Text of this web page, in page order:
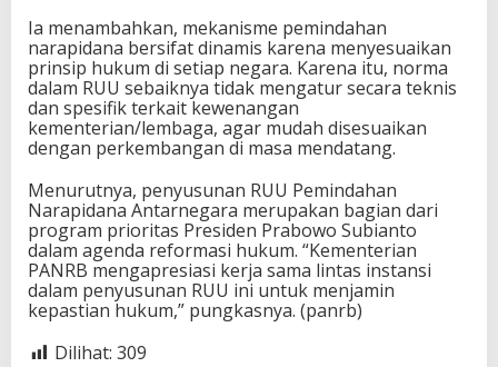
Ia menambahkan, mekanisme pemindahan
narapidana bersifat dinamis karena menyesuaikan
prinsip hukum di setiap negara. Karena itu, norma
dalam RUU sebaiknya tidak mengatur secara teknis
dan spesifik terkait kewenangan
kementerian/lembaga, agar mudah disesuaikan
dengan perkembangan di masa mendatang.
Menurutnya, penyusunan RUU Pemindahan
Narapidana Antarnegara merupakan bagian dari
program prioritas Presiden Prabowo Subianto
dalam agenda reformasi hukum. “Kementerian
PANRB mengapresiasi kerja sama lintas instansi
dalam penyusunan RUU ini untuk menjamin
kepastian hukum,” pungkasnya. (panrb)
Dilihat: 309